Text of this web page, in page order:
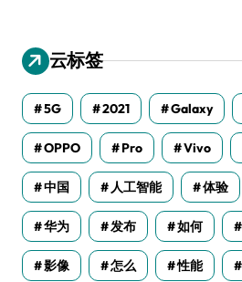
云标签
5G 2021 Galaxy
OPPO Pro Vivo
中国 人工智能 体验
华为 发布 如何
影像 怎么 性能